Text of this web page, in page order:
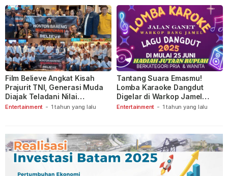
Entertainment - 1 tahun yang lalu
Film Believe Angkat Kisah
Prajurit TNI, Generasi Muda
Diajak Teladani Nilai
Keberanian
Entertainment - 1 tahun yang lalu
Tantang Suara Emasmu!
Lomba Karaoke Dangdut
Digelar di Warkop Jamel
Ganet